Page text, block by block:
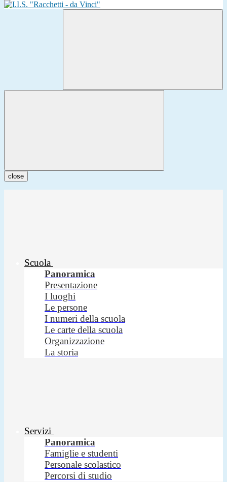
close
Scuola
Panoramica
Presentazione
I luoghi
Le persone
I numeri della scuola
Le carte della scuola
Organizzazione
La storia
Servizi
Panoramica
Famiglie e studenti
Personale scolastico
Percorsi di studio